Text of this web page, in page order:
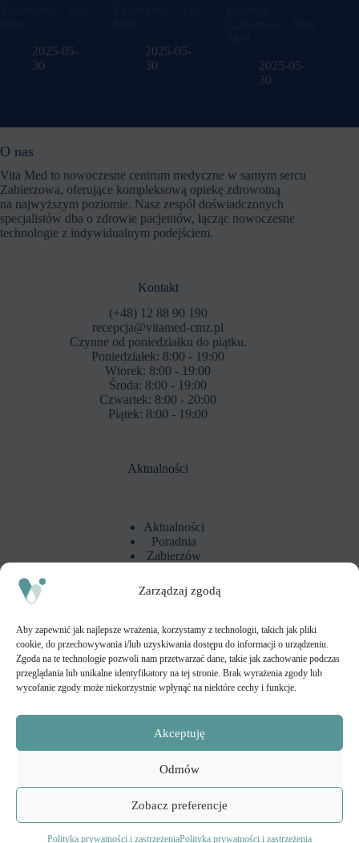
Zarządzaj zgodą
Aby zapewnić jak najlepsze wrażenia, korzystamy z technologii, takich jak pliki
cookie, do przechowywania i/lub uzyskiwania dostępu do informacji o urządzeniu.
Zgoda na te technologie pozwoli nam przetwarzać dane, takie jak zachowanie podczas
przeglądania lub unikalne identyfikatory na tej stronie. Brak wyrażenia zgody lub
wycofanie zgody może niekorzystnie wpłynąć na niektóre cechy i funkcje.
Akceptuję
Odmów
Zobacz preferencje
Polityka prywatności i zastrzeżeniaPolityka prywatności i zastrzeżenia
2025-05-
30
2025-05-
30
2025-05-
30
O nas
Vita Med to nowoczesne centrum medyczne w samym sercu
Zabierzowa, oferujące kompleksową opiekę zdrowotną
na najwyższym poziomie. Nasz zespół doświadczonych
specjalistów dba o zdrowie pacjentów, łącząc nowoczesne
technologie z indywidualnym podejściem.
Kontakt
(+48) 12 88 90 190
recepcja@vitamed-cmz.pl
Czynne od poniedziałku do piątku.
Poniedziałek: 8:00 - 19:00
Wtorek: 8:00 - 19:00
Środa: 8:00 - 19:00
Czwartek: 8:00 - 20:00
Piątek: 8:00 - 19:00
Aktualności
Aktualności
Poradnia
Zabierzów
Adres
Vita Med - Centrum Medyczne Zabierzów
ul. Kolejowa 30A
REGON medyczny:
52666003100019
Copyright © 2026 - Vita Med Centrum Medyczne Zabierzów
Motyw WordPress stworzony przez
Creative Themes